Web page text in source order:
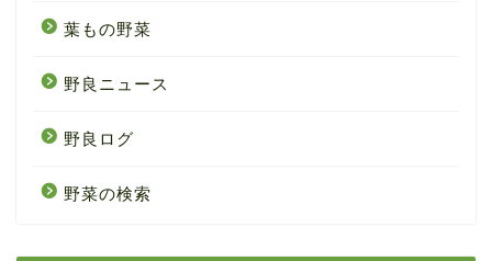
葉もの野菜
野良ニュース
野良ログ
野菜の検索